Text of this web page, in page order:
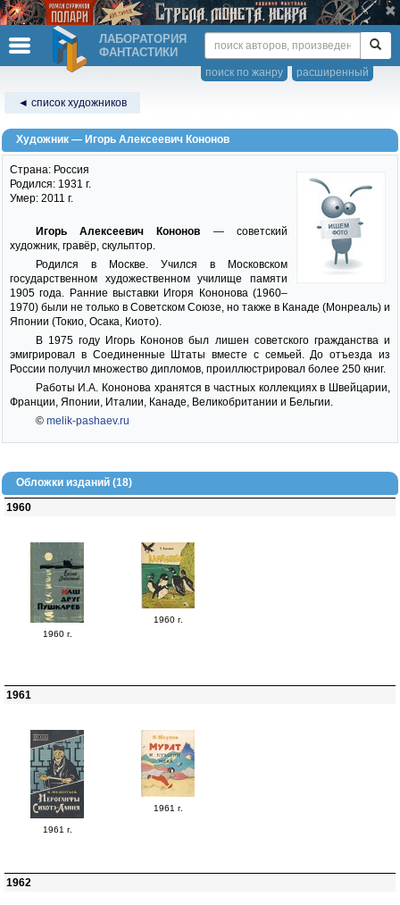
ЛАБОРАТОРИЯ
ФАНТАСТИКИ
расширенный
поиск по жанру
◄ список художников
Художник — Игорь Алексеевич Кононов
Страна: Россия
Родился: 1931 г.
Умер: 2011 г.
Игорь Алексеевич Кононов — советский
художник, гравёр, скульптор.
Родился в Москве. Учился в Московском
государственном художественном училище памяти
1905 года. Ранние выставки Игоря Кононова (1960–
1970) были не только в Советском Союзе, но также в Канаде (Монреаль) и
Японии (Токио, Осака, Киото).
В 1975 году Игорь Кононов был лишен советского гражданства и
эмигрировал в Соединенные Штаты вместе с семьей. До отъезда из
России получил множество дипломов, проиллюстрировал более 250 книг.
Работы И.А. Кононова хранятся в частных коллекциях в Швейцарии,
Франции, Японии, Италии, Канаде, Великобритании и Бельгии.
© melik-pashaev.ru
Обложки изданий (18)
1960
1960 г.
1960 г.
1961
1961 г.
1961 г.
1962